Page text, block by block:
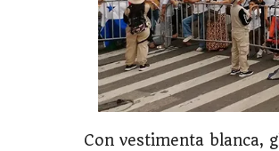
Con vestimenta blanca,